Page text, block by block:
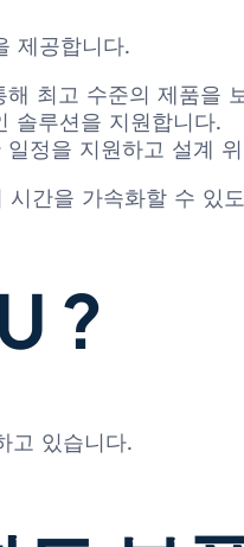
제공합니다.
최고 수준의 제품을
솔루션을 지원합니다.
정을 지원하고 설계
간을 가속화할 수 있
?
고 있습니다.